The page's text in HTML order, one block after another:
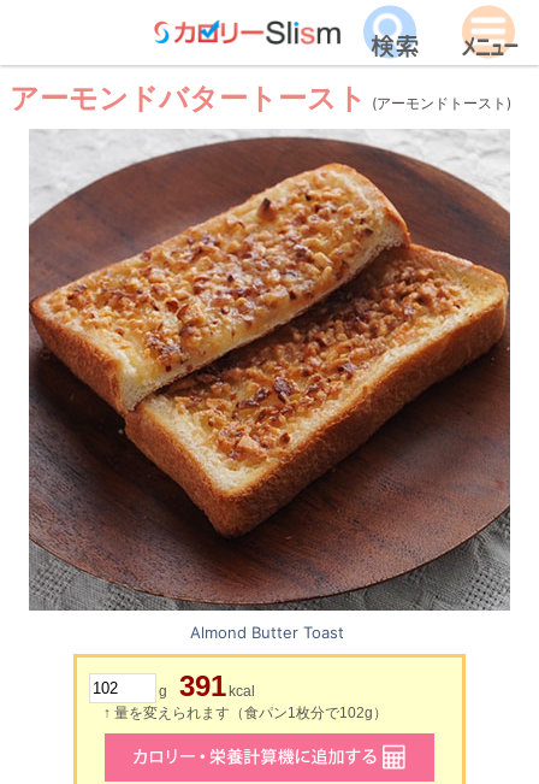
アーモンドバタートースト (アーモンドトースト)
Almond Butter Toast
g 391 kcal
↑ 量を変えられます（食パン1枚分で102g）